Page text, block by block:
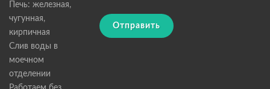
Печь: железная,
чугунная,
кирпичная
Слив воды в
моечном
отделении
Отправить